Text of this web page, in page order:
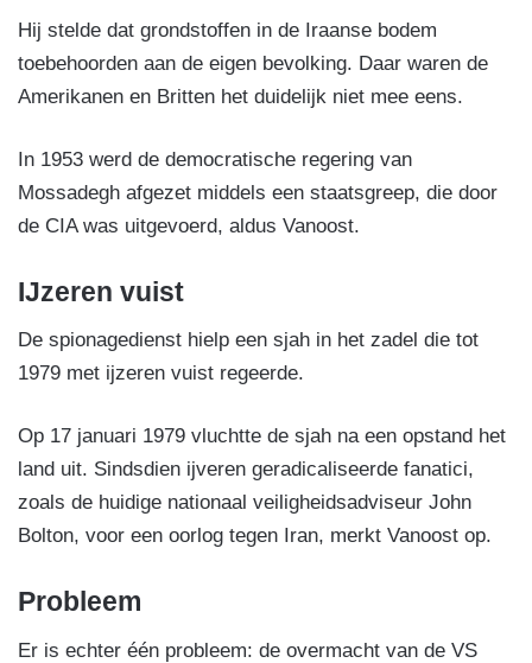
Hij stelde dat grondstoffen in de Iraanse bodem
toebehoorden aan de eigen bevolking. Daar waren de
Amerikanen en Britten het duidelijk niet mee eens.
In 1953 werd de democratische regering van
Mossadegh afgezet middels een staatsgreep, die door
de CIA was uitgevoerd, aldus Vanoost.
IJzeren vuist
De spionagedienst hielp een sjah in het zadel die tot
1979 met ijzeren vuist regeerde.
Op 17 januari 1979 vluchtte de sjah na een opstand het
land uit. Sindsdien ijveren geradicaliseerde fanatici,
zoals de huidige nationaal veiligheidsadviseur John
Bolton, voor een oorlog tegen Iran, merkt Vanoost op.
Probleem
Er is echter één probleem: de overmacht van de VS